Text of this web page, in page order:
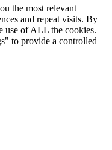
the most relevant
and repeat visits. By
use of ALL the cookies.
to provide a controlled